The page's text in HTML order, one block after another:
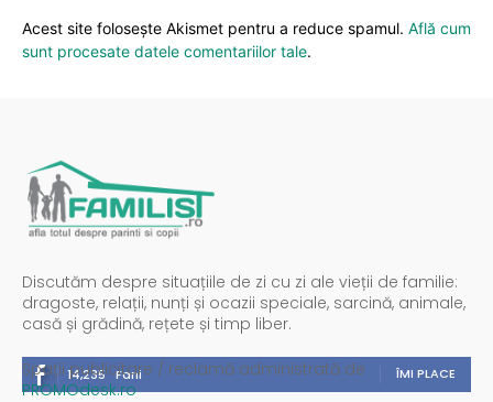
Acest site folosește Akismet pentru a reduce spamul. Află cum
sunt procesate datele comentariilor tale.
Discutăm despre situațiile de zi cu zi ale vieții de familie:
dragoste, relații, nunți și ocazii speciale, sarcină, animale,
casă și grădină, rețete și timp liber.
14,235 Fani ÎMI PLACE
Spații publicitare / reclamă administrată de
PROMOdesk.ro